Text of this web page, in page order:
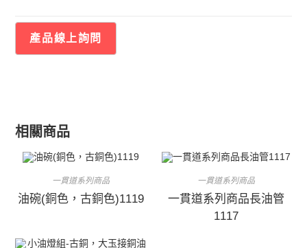
相關商品
一貫道系列商品
油碗(銅色，古銅色)1119
一貫道系列商品
一貫道系列商品長油管
1117